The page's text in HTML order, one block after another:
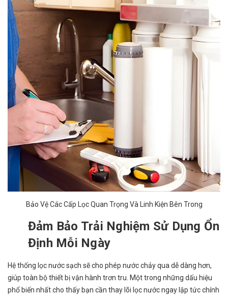
Bảo Vệ Các Cấp Lọc Quan Trọng Và Linh Kiện Bên Trong
Đảm Bảo Trải Nghiệm Sử Dụng Ổn
Định Mỗi Ngày
Hệ thống lọc nước sạch sẽ cho phép nước chảy qua dễ dàng hơn,
giúp toàn bộ thiết bị vận hành trơn tru. Một trong những dấu hiệu
phổ biến nhất cho thấy bạn cần thay lõi lọc nước ngay lập tức chính